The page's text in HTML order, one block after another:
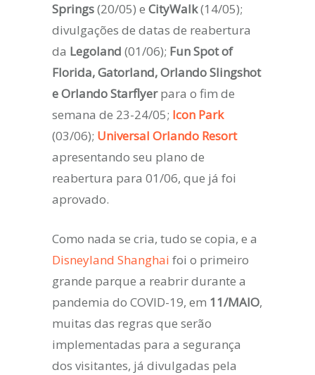
Springs(20/05) e CityWalk(14/05);
divulgações de datas de reabertura
da Legoland (01/06); Fun Spot of
Florida, Gatorland, Orlando Slingshot
e Orlando Starflyerpara o fim de
semana de 23-24/05; Icon Park
(03/06); Universal Orlando Resort
apresentando seu plano de
reabertura para 01/06, que já foi
aprovado.
Como nada se cria, tudo se copia, e a
Disneyland Shanghai foi o primeiro
grande parque a reabrir durante a
pandemia do COVID-19, em 11/MAIO,
muitas das regras que serão
implementadas para a segurança
dos visitantes, já divulgadas pela